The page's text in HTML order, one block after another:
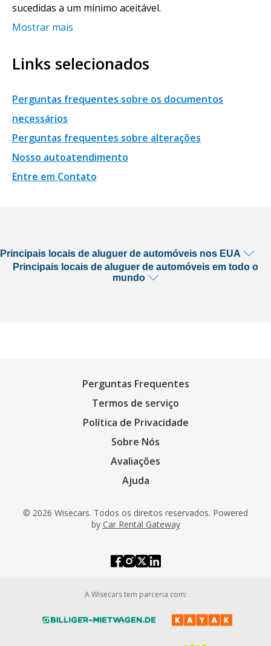
sucedidas a um mínimo aceitável.
Mostrar mais
Links selecionados
Perguntas frequentes sobre os documentos
necessários
Perguntas frequentes sobre alterações
Nosso autoatendimento
Entre em Contato
Principais locais de aluguer de automóveis nos EUA
Principais locais de aluguer de automóveis em todo o
mundo
Perguntas Frequentes
Termos de serviço
Política de Privacidade
Sobre Nós
Avaliações
Ajuda
© 2026 Wisecars. Todos os direitos reservados. Powered
by Car Rental Gateway
A Wisecars tem parceria com: